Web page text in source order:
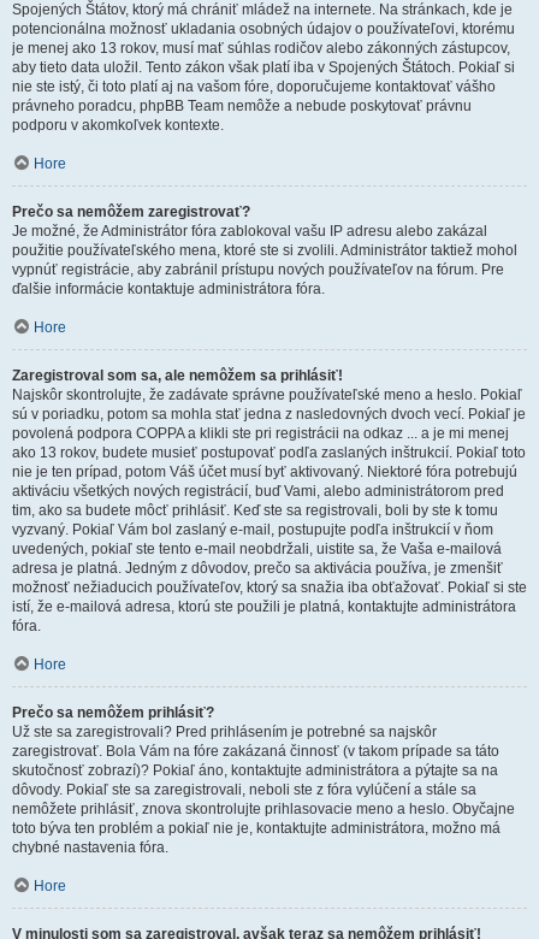
Spojených Štátov, ktorý má chrániť mládež na internete. Na stránkach, kde je
potencionálna možnosť ukladania osobných údajov o používateľovi, ktorému
je menej ako 13 rokov, musí mať súhlas rodičov alebo zákonných zástupcov,
aby tieto data uložil. Tento zákon však platí iba v Spojených Štátoch. Pokiaľ si
nie ste istý, či toto platí aj na vašom fóre, doporučujeme kontaktovať vášho
právneho poradcu, phpBB Team nemôže a nebude poskytovať právnu
podporu v akomkoľvek kontexte.
Hore
Prečo sa nemôžem zaregistrovať?
Je možné, že Administrátor fóra zablokoval vašu IP adresu alebo zakázal
použitie používateľského mena, ktoré ste si zvolili. Administrátor taktiež mohol
vypnúť registrácie, aby zabránil prístupu nových používateľov na fórum. Pre
ďalšie informácie kontaktuje administrátora fóra.
Hore
Zaregistroval som sa, ale nemôžem sa prihlásiť!
Najskôr skontrolujte, že zadávate správne používateľské meno a heslo. Pokiaľ
sú v poriadku, potom sa mohla stať jedna z nasledovných dvoch vecí. Pokiaľ je
povolená podpora COPPA a klikli ste pri registrácii na odkaz ... a je mi menej
ako 13 rokov, budete musieť postupovať podľa zaslaných inštrukcií. Pokiaľ toto
nie je ten prípad, potom Váš účet musí byť aktivovaný. Niektoré fóra potrebujú
aktiváciu všetkých nových registrácií, buď Vami, alebo administrátorom pred
tim, ako sa budete môcť prihlásiť. Keď ste sa registrovali, boli by ste k tomu
vyzvaný. Pokiaľ Vám bol zaslaný e-mail, postupujte podľa inštrukcií v ňom
uvedených, pokiaľ ste tento e-mail neobdržali, uistite sa, že Vaša e-mailová
adresa je platná. Jedným z dôvodov, prečo sa aktivácia používa, je zmenšiť
možnosť nežiaducich používateľov, ktorý sa snažia iba obťažovať. Pokiaľ si ste
istí, že e-mailová adresa, ktorú ste použili je platná, kontaktujte administrátora
fóra.
Hore
Prečo sa nemôžem prihlásiť?
Už ste sa zaregistrovali? Pred prihlásením je potrebné sa najskôr
zaregistrovať. Bola Vám na fóre zakázaná činnosť (v takom prípade sa táto
skutočnosť zobrazí)? Pokiaľ áno, kontaktujte administrátora a pýtajte sa na
dôvody. Pokiaľ ste sa zaregistrovali, neboli ste z fóra vylúčení a stále sa
nemôžete prihlásiť, znova skontrolujte prihlasovacie meno a heslo. Obyčajne
toto býva ten problém a pokiaľ nie je, kontaktujte administrátora, možno má
chybné nastavenia fóra.
Hore
V minulosti som sa zaregistroval, avšak teraz sa nemôžem prihlásiť!